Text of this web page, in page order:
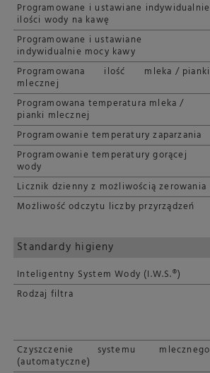
Programowane i ustawiane indywidualnie
ilości wody na kawę
Programowane i ustawiane
indywidualnie mocy kawy
Programowana ilość mleka / pianki
mlecznej
Programowana temperatura mleka /
pianki mlecznej
Programowanie temperatury zaparzania
Programowanie temperatury gorącej
wody
Licznik dzienny z możliwością zerowania
Możliwość odczytu liczby przyrządzeń
Standardy higieny
Inteligentny System Wody (I.W.S.®)
Rodzaj filtra
Czyszczenie systemu mlecznego
(automatyczne)